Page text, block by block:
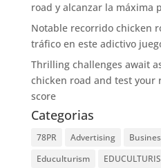
road y alcanzar la máxima
Notable recorrido chicken
tráfico en este adictivo
Thrilling challenges await
chicken road and test your
score
Categorias
78PR Advertising
Educulturism